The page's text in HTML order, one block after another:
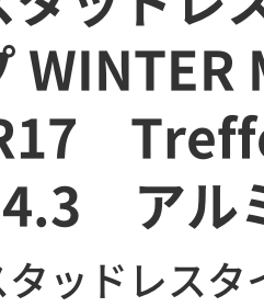
アル
ッドレスタ